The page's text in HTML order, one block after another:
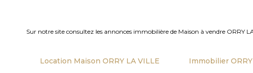
Sur notre site consultez les annonces immobilière de Maison à vendre ORRY
Location Maison ORRY LA VILLE Immobilier